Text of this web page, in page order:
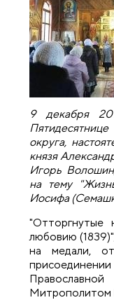
9 декабря
округа,
князя
Игорь
на тему
Иосифа
"Отторгнутые
любовию
на медали,
Митрополитом